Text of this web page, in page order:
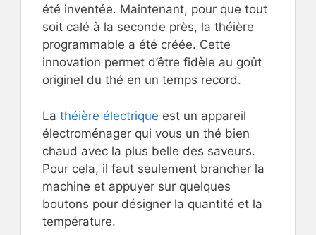
été inventée. Maintenant, pour que tout
soit calé à la seconde près, la théière
programmable a été créée. Cette
innovation permet d’être fidèle au goût
originel du thé en un temps record.
La théière électrique est un appareil
électroménager qui vous un thé bien
chaud avec la plus belle des saveurs.
Pour cela, il faut seulement brancher la
machine et appuyer sur quelques
boutons pour désigner la quantité et la
température.